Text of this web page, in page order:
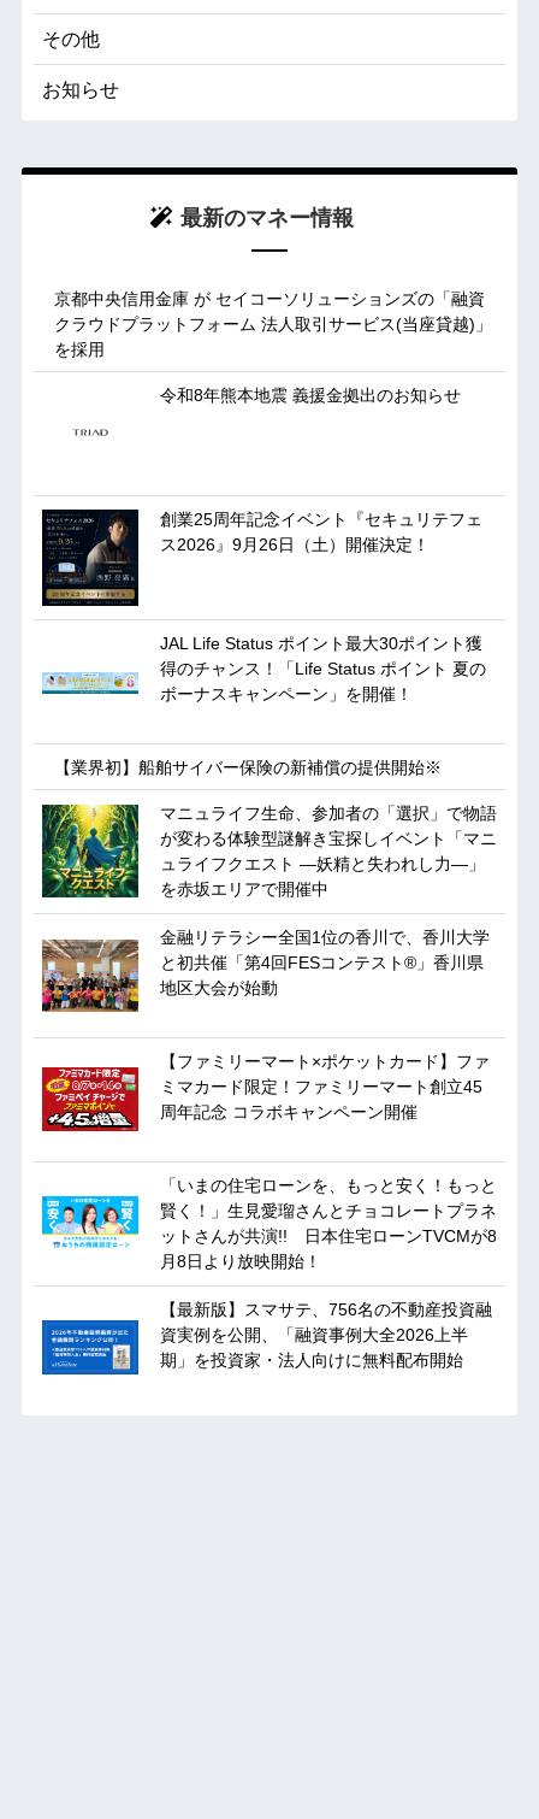
その他
お知らせ
最新のマネー情報
京都中央信用金庫 が セイコーソリューションズの「融資
クラウドプラットフォーム 法人取引サービス(当座貸越)」
を採用
令和8年熊本地震 義援金拠出のお知らせ
創業25周年記念イベント『セキュリテフェ
ス2026』9月26日（土）開催決定！
JAL Life Status ポイント最大30ポイント獲
得のチャンス！「Life Status ポイント 夏の
ボーナスキャンペーン」を開催！
【業界初】船舶サイバー保険の新補償の提供開始※
マニュライフ生命、参加者の「選択」で物語
が変わる体験型謎解き宝探しイベント「マニ
ュライフクエスト ―妖精と失われし力―」
を赤坂エリアで開催中
金融リテラシー全国1位の香川で、香川大学
と初共催「第4回FESコンテスト®」香川県
地区大会が始動
【ファミリーマート×ポケットカード】ファ
ミマカード限定！ファミリーマート創立45
周年記念 コラボキャンペーン開催
「いまの住宅ローンを、もっと安く！もっと
賢く！」生見愛瑠さんとチョコレートプラネ
ットさんが共演!! 日本住宅ローンTVCMが8
月8日より放映開始！
【最新版】スマサテ、756名の不動産投資融
資実例を公開、「融資事例大全2026上半
期」を投資家・法人向けに無料配布開始